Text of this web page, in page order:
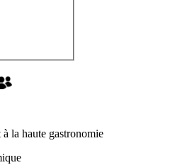
la haute gastronomie